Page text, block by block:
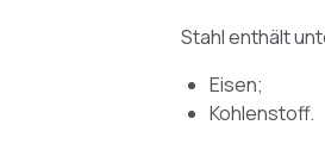
Stahl enthält
Eisen;
Kohlenstoff.